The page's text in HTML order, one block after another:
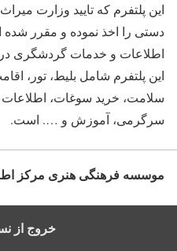
این پلتفرم که تایید وزارت
دستی را اخذ نموده و مقرر
اطلاعات و خدمات گردشگری
این پلتفرم شامل بلیط، تور،
سلامت، خرید سوغات،
سرگرمی، آموزش و …. است.
موسسه فرهنگی هنری مرکز
خروج از